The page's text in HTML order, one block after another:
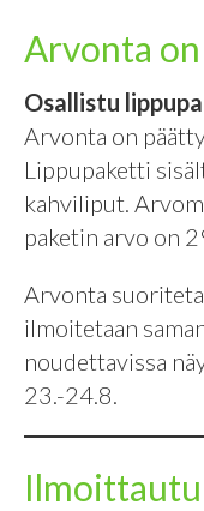
Arvonta
Osallistu
Arvonta on
Lippupaketti
kahviliput.
paketin arvo on
Arvonta
ilmoitetaan
noudettavissa
23.-24.8.